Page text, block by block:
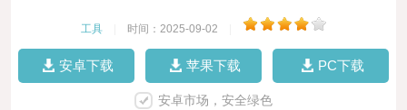
工具 时间：2025-09-02
安卓下载 苹果下载 PC下载
安卓市场，安全绿色